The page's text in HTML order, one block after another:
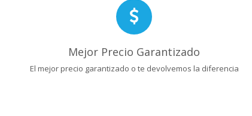
Mejor Precio Garantizado
El mejor precio garantizado o te devolvemos la diferencia